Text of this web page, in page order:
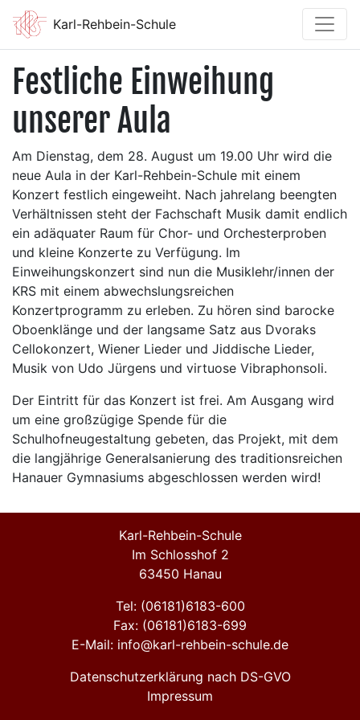
Karl-Rehbein-Schule
Festliche Einweihung
unserer Aula
Am Dienstag, dem 28. August um 19.00 Uhr wird die
neue Aula in der Karl-Rehbein-Schule mit einem
Konzert festlich eingeweiht. Nach jahrelang beengten
Verhältnissen steht der Fachschaft Musik damit endlich
ein adäquater Raum für Chor- und Orchesterproben
und kleine Konzerte zu Verfügung. Im
Einweihungskonzert sind nun die Musiklehr/innen der
KRS mit einem abwechslungsreichen
Konzertprogramm zu erleben. Zu hören sind barocke
Oboenklänge und der langsame Satz aus Dvoraks
Cellokonzert, Wiener Lieder und Jiddische Lieder,
Musik von Udo Jürgens und virtuose Vibraphonsoli.
Der Eintritt für das Konzert ist frei. Am Ausgang wird
um eine großzügige Spende für die
Schulhofneugestaltung gebeten, das Projekt, mit dem
die langjährige Generalsanierung des traditionsreichen
Hanauer Gymnasiums abgeschlossen werden wird!
Karl-Rehbein-Schule
Im Schlosshof 2
63450 Hanau
Tel: (06181)6183-600
Fax: (06181)6183-699
E-Mail: info@karl-rehbein-schule.de
Datenschutzerklärung nach DS-GVO
Impressum